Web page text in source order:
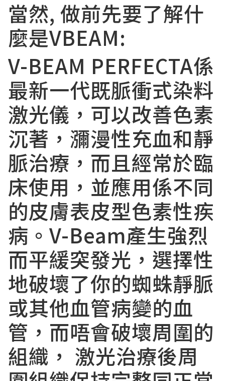
當然, 做前先要了解什
麼是VBEAM:
V-BEAM PERFECTA係
最新一代既脈衝式染料
激光儀，可以改善色素
沉著，瀰漫性充血和靜
脈治療，而且經常於臨
床使用，並應用係不同
的皮膚表皮型色素性疾
病。V-Beam產生強烈
而平緩突發光，選擇性
地破壞了你的蜘蛛靜脈
或其他血管病變的血
管，而唔會破壞周圍的
組織， 激光治療後周